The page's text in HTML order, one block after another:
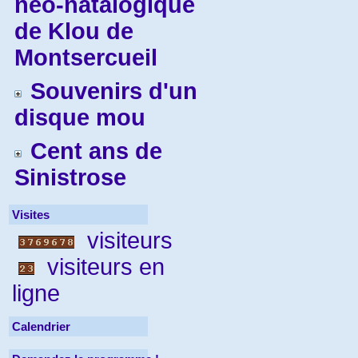
de Klou de
Montsercueil
Souvenirs d'un
disque mou
Cent ans de
Sinistrose
Visites
visiteurs
visiteurs en
ligne
Calendrier